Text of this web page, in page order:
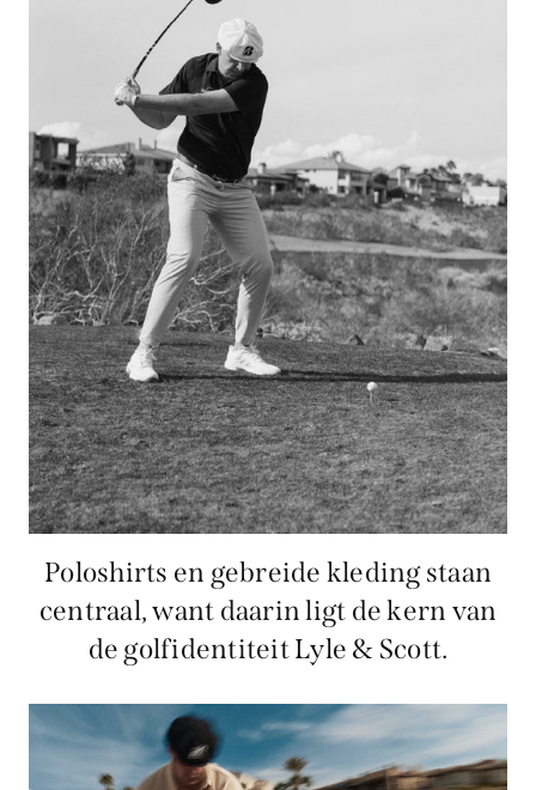
Poloshirts en gebreide kleding staan
centraal, want daarin ligt de kern van
de golfidentiteit Lyle & Scott.